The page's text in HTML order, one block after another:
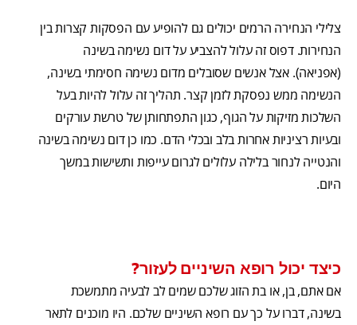
צלילי הנחירה הרמים יכולים גם להופיע עם הפסקות קצרות בין
הנחירות. דפוס זה עלול להצביע על דום נשימה בשינה
(אפניאה). אצל אנשים שסובלים מדום נשימה חסימתי בשינה,
הנשימה ממש נפסקת לזמן קצר. תהליך זה עלול להיות בעל
השלכות מזיקות על הגוף, כגון התפתחותן של טרשת עורקים
ובעיות רציניות אחרות בלב ובכלי הדם. כמו כן דום נשימה בשינה
והנטייה לנחור בלילה עלולים לגרום עייפות ותשישות במשך
היום.
כיצד יכול רופא השיניים לעזור?
אם אתם, בן, או בת הזוג שלכם שמים לב לבעיה מתמשכת
בשינה, דברו על כך עם רופא השיניים שלכם. היו מוכנים לתאר